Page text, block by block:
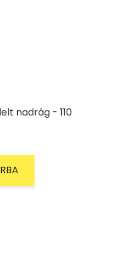
nadrág - 110